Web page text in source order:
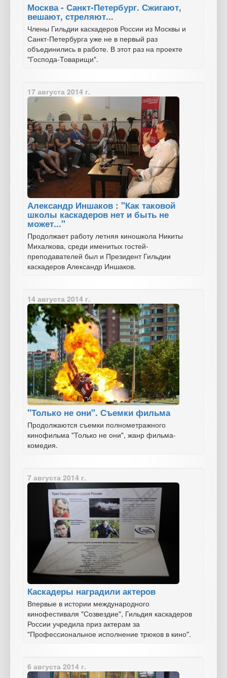
Москва - Санкт-Петербург. Сжигают,
вешают, стреляют...
Члены Гильдии каскадеров России из Москвы и
Санкт-Петербурга уже не в первый раз
объединились в работе. В этот раз на проекте
"Господа-Товарищи".
17 августа 2014 г.
Александр Иншаков : "Как таковой
школы каскадеров нет и быть не
может..."
Продолжает работу летняя киношкола Никиты
Михалкова, среди именитых гостей-
преподавателей был и Президент Гильдии
каскадеров Александр Иншаков.
14 августа 2014 г.
"Только не они". Съемки фильма
Продолжаются съемки полнометражного
кинофильма "Только не они", жанр фильма-
комедия.
7 августа 2014 г.
Каскадеры наградили актеров
Впервые в истории международного
кинофестиваля "Созвездие", Гильдия каскадеров
России учредила приз актерам за
"Профессиональное исполнение трюков в кино".
6 августа 2014 г.